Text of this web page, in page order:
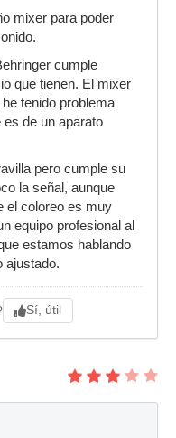
mixer para poder
cumple
que tienen. El mixer
tenido problema
de un aparato
pero cumple su
la señal, aunque
el coloreo es muy
equipo profesional al
estamos hablando
ajustado.
Sí, útil